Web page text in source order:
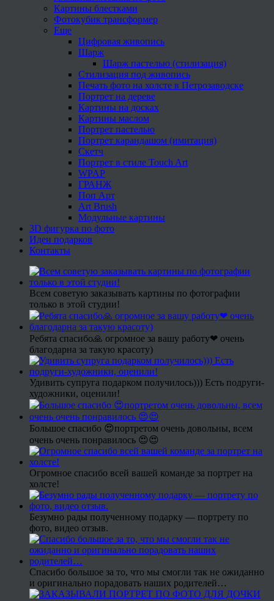
Картины блестками
Фотокубик трансформер
Еще
Цифровая живопись
Шарж
Шарж пастелью (стилизация)
Стилизация под живопись
Печать фото на холсте в Петрозаводске
Портрет на дереве
Картины на досках
Картины маслом
Портрет пастелью
Портрет карандашом (имитация)
Скетч
Портрет в стиле Touch Art
WPAP
ГРАНЖ
Поп Арт
Art Brush
Модульные картины
3D фигурка по фото
Идеи подарков
Контакты
Всем советую заказывать картины по фотографии
только в этой студии!
Ребята спасибо🙏 огромное за вашу работу❤ очень
благодарна за такую красоту)
Удивить супруга подарком получилось))) Есть подруги-
художники, оценили!
Большое спасибо 😍портретом очень довольны, всем
очень очень понравилось 😍😍
Огромное спасибо всей вашей команде за портрет на
холсте!
Безумно рады полученному подарку — портрету по
фото, видео отзыв.
Спасибо большое за то, что мы смогли так не ожиданно
и оригинально порадовать наших родителей…